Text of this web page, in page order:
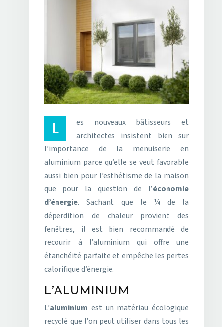
Les nouveaux bâtisseurs et
architectes insistent bien sur
l’importance de la menuiserie en
aluminium parce qu’elle se veut favorable
aussi bien pour l’esthétisme de la maison
que pour la question de l’économie
d’énergie. Sachant que le ¼ de la
déperdition de chaleur provient des
fenêtres, il est bien recommandé de
recourir à l’aluminium qui offre une
étanchéité parfaite et empêche les pertes
calorifique d’énergie.
L’ALUMINIUM
L’aluminium est un matériau écologique
recyclé que l’on peut utiliser dans tous les